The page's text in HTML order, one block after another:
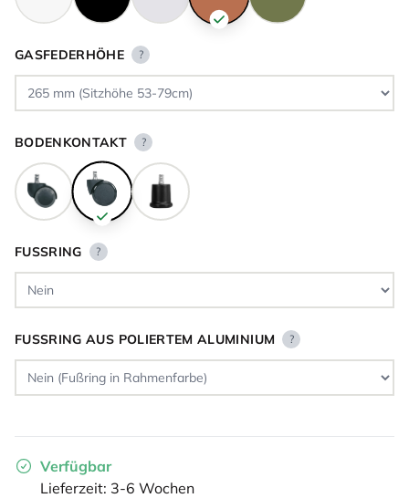
GASFEDERHÖHE ?
BODENKONTAKT ?
FUSSRING ?
FUSSRING AUS POLIERTEM ALUMINIUM ?
Verfügbar
Lieferzeit: 3-6 Wochen